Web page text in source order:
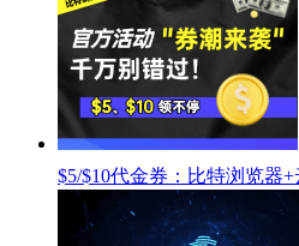
$5/$10代金券：比特浏览器